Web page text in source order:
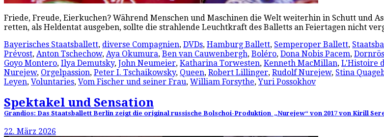
Friede, Freude, Eierkuchen? Während Menschen und Maschinen die Welt weiterhin in Schutt und
retten, als Heldentat ausgeben, sollte die strahlende Leuchtkraft des Balletts an Feiertagen nicht
Bayerisches Staatsballett, diverse Compagnien, DVDs, Hamburg Ballett, Semperoper Ballett,
Prévost, Anton Tschechow, Aya Okumura, Ben van Cauwenbergh, Boléro, Dona Nobis Pacem,
Goyo Montero, Ilya Demutsky, John Neumeier, Katharina Torwesten, Kenneth MacMillan, L'Histoire
Nurejew, Orgelpassion, Peter I. Tschaikowsky, Queen, Robert Lillinger, Rudolf Nurejew, Stina
Leyen, Voluntaries, Vom Fischer und seiner Frau, William Forsythe,Yuri Possokhov
Spektakel und Sensation
Grandios: Das Staatsballett Berlin zeigt die original russische Bolschoi-Produktion „Nurejew“ von 2017 von Kirill
22. März 2026